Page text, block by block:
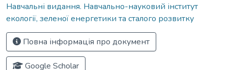
Навчальні видання. Навчально-науковий інститут
екології, зеленої енергетики та сталого розвитку
Повна інформація про документ
Google Scholar